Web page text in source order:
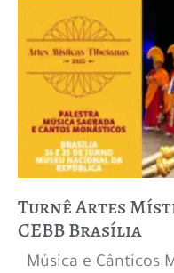
Turnê Artes
CEBB Brasília
Música e Cânticos